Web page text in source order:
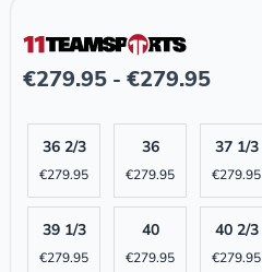
€279.95 - €279.95
36 2/3
€279.95
36
€279.95
37 1/3
€279.95
39 1/3
€279.95
40
€279.95
40 2/3
€279.95